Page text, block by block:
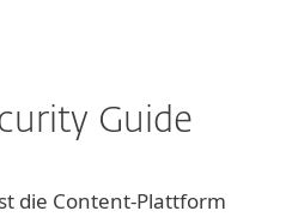
Guide
die Content-Plattform